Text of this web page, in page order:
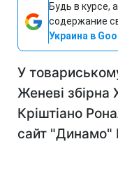
Будь в курсе,
содержание
Украина в
У
Женеві збірна
Кріштіано
сайт "Динамо"